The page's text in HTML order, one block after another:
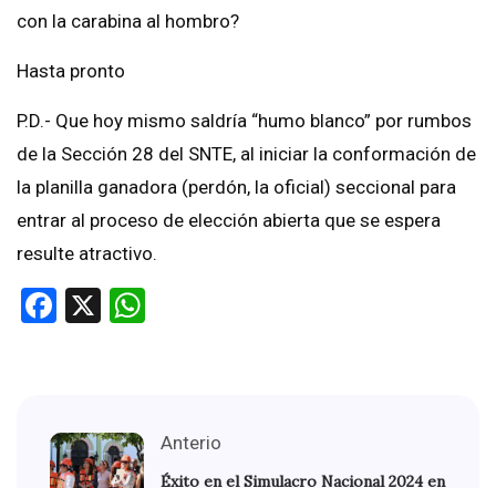
con la carabina al hombro?
Hasta pronto
P.D.- Que hoy mismo saldría “humo blanco” por rumbos
de la Sección 28 del SNTE, al iniciar la conformación de
la planilla ganadora (perdón, la oficial) seccional para
entrar al proceso de elección abierta que se espera
resulte atractivo.
Facebook
X
Anterio
Éxito en el Simulacro Nacional 2024 en